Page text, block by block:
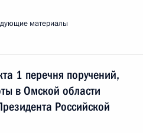
материалы
1 перечня поручений,
в Омской области
Российской